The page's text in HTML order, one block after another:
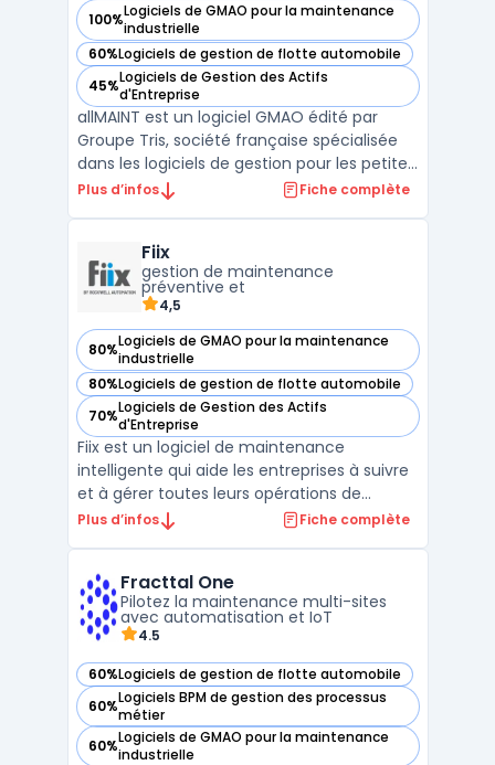
100%Logiciels de GMAO pour la maintenance
industrielle
— voir Logiciel GMAO allMAINT dans cette catégorie
60%Logiciels de gestion de flotte automobile
— voir Logiciel GMAO allMAINT dans cette catégorie
45%Logiciels de Gestion des Actifs
d'Entreprise
— voir Logiciel GMAO allMAINT dans cette catégorie
allMAINT est un logiciel GMAO édité par
Groupe Tris, société française spécialisée
dans les logiciels de gestion pour les petites
et moyennes entreprises. Avec 20 requêtes
industrielles qui cherchent une solution de
gestion ...
Plus d’infos Fiche complète
Fiix
gestion de maintenance
préventive et
4,5
80%Logiciels de GMAO pour la maintenance
industrielle
— voir Fiix dans cette catégorie
80%Logiciels de gestion de flotte automobile
— voir Fiix dans cette catégorie
70%Logiciels de Gestion des Actifs
d'Entreprise
— voir Fiix dans cette catégorie
Fiix est un logiciel de maintenance
intelligente qui aide les entreprises à suivre
et à gérer toutes leurs opérations de
maintenance. En utilisant la technologie
gestion des ordres de travail, la planification
prévent ...
Plus d’infos Fiche complète
Fracttal One
Pilotez la maintenance multi-sites
avec automatisation et IoT
4.5
60%Logiciels de gestion de flotte automobile
— voir Fracttal One dans cette catégorie
60%Logiciels BPM de gestion des processus
métier
— voir Fracttal One dans cette catégorie
60%Logiciels de GMAO pour la maintenance
industrielle
— voir Fracttal One dans cette catégorie